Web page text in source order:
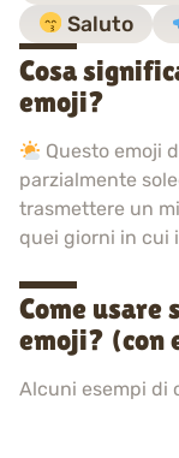
Saluto
Cosa
emoji?
Questo emoji
parzialmente
trasmettere un
quei giorni in cui
Come usare
emoji? (con
Alcuni esempi di